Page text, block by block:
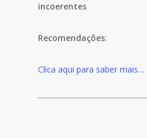
incoerentes
Recomendações:
Clica aqui para saber mais…